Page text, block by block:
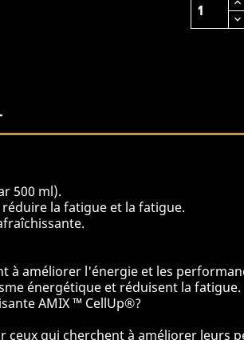
500 ml).
la fatigue et la fatigue.
à améliorer l'énergie et les
énergétique et réduisent la fatigue.
AMIX ™ CellUp®?
ceux qui cherchent à améliorer leurs